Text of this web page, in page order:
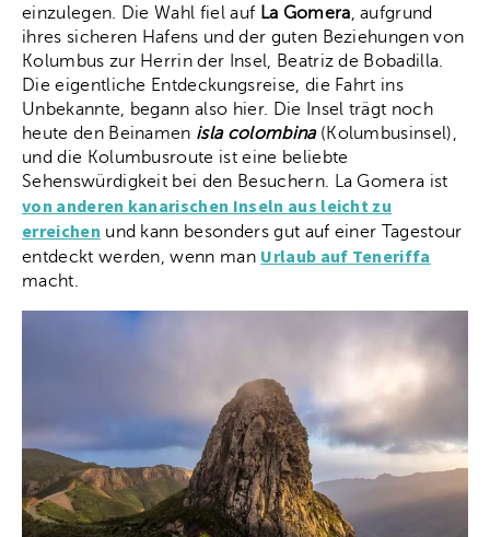
einzulegen. Die Wahl fiel auf La Gomera, aufgrund
ihres sicheren Hafens und der guten Beziehungen von
Kolumbus zur Herrin der Insel, Beatriz de Bobadilla.
Die eigentliche Entdeckungsreise, die Fahrt ins
Unbekannte, begann also hier. Die Insel trägt noch
heute den Beinamen isla colombina(Kolumbusinsel),
und die Kolumbusroute ist eine beliebte
Sehenswürdigkeit bei den Besuchern. La Gomera ist
von anderen kanarischen Inseln aus leicht zu
erreichen und kann besonders gut auf einer Tagestour
entdeckt werden, wenn man Urlaub auf Teneriffa
macht.